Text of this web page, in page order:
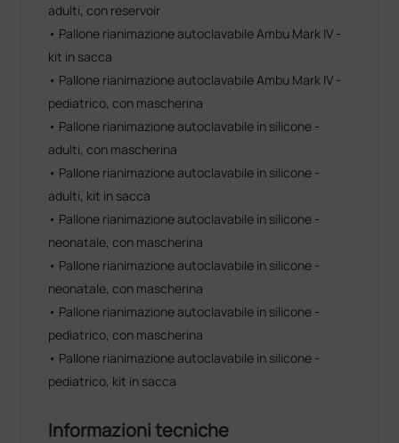
adulti, con reservoir
• Pallone rianimazione autoclavabile Ambu Mark IV -
kit in sacca
• Pallone rianimazione autoclavabile Ambu Mark IV -
pediatrico, con mascherina
• Pallone rianimazione autoclavabile in silicone -
adulti, con mascherina
• Pallone rianimazione autoclavabile in silicone -
adulti, kit in sacca
• Pallone rianimazione autoclavabile in silicone -
neonatale, con mascherina
• Pallone rianimazione autoclavabile in silicone -
neonatale, con mascherina
• Pallone rianimazione autoclavabile in silicone -
pediatrico, con mascherina
• Pallone rianimazione autoclavabile in silicone -
pediatrico, kit in sacca
Informazioni tecniche